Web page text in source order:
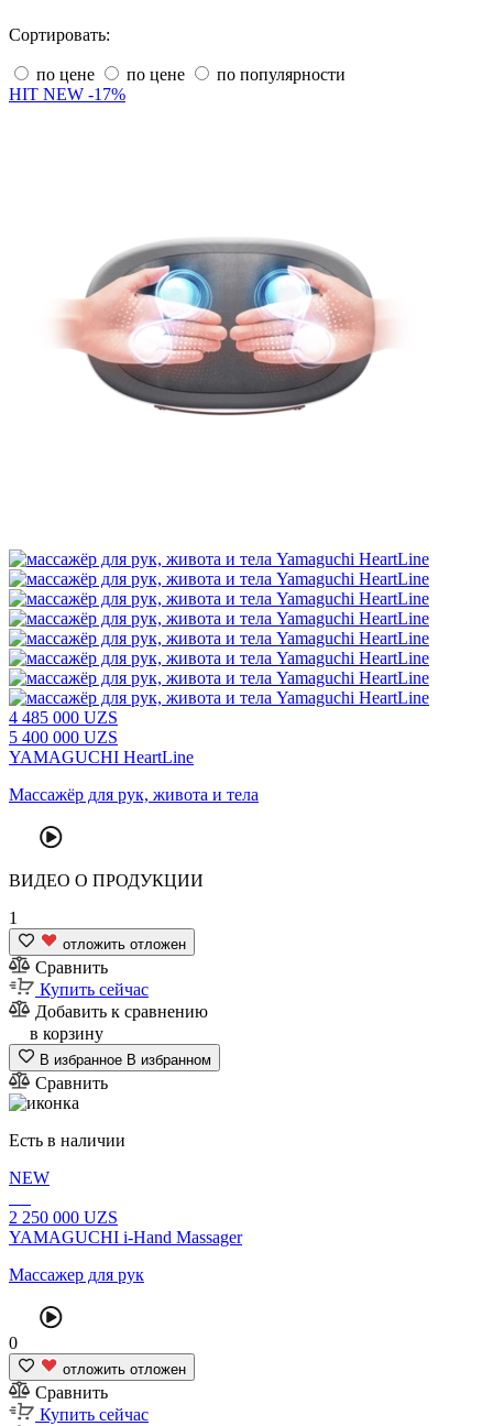
Сортировать:
по цене по цене
по популярности
HIT NEW -17%
4 485 000 UZS
5 400 000 UZS
YAMAGUCHI HeartLine
Массажёр для рук, живота и тела
ВИДЕО О ПРОДУКЦИИ
1
отложить отложен
Сравнить
Купить сейчас
Добавить к сравнению
в корзину
В избранное В избранном
Сравнить
Есть в наличии
NEW
2 250 000 UZS
YAMAGUCHI i-Hand Massager
Массажер для рук
0
отложить отложен
Сравнить
Купить сейчас